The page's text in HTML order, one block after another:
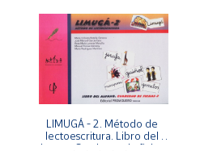
LIMUGÁ - 2. Método de
lectoescritura. Libro del
alumno. Cuaderno de fichas-